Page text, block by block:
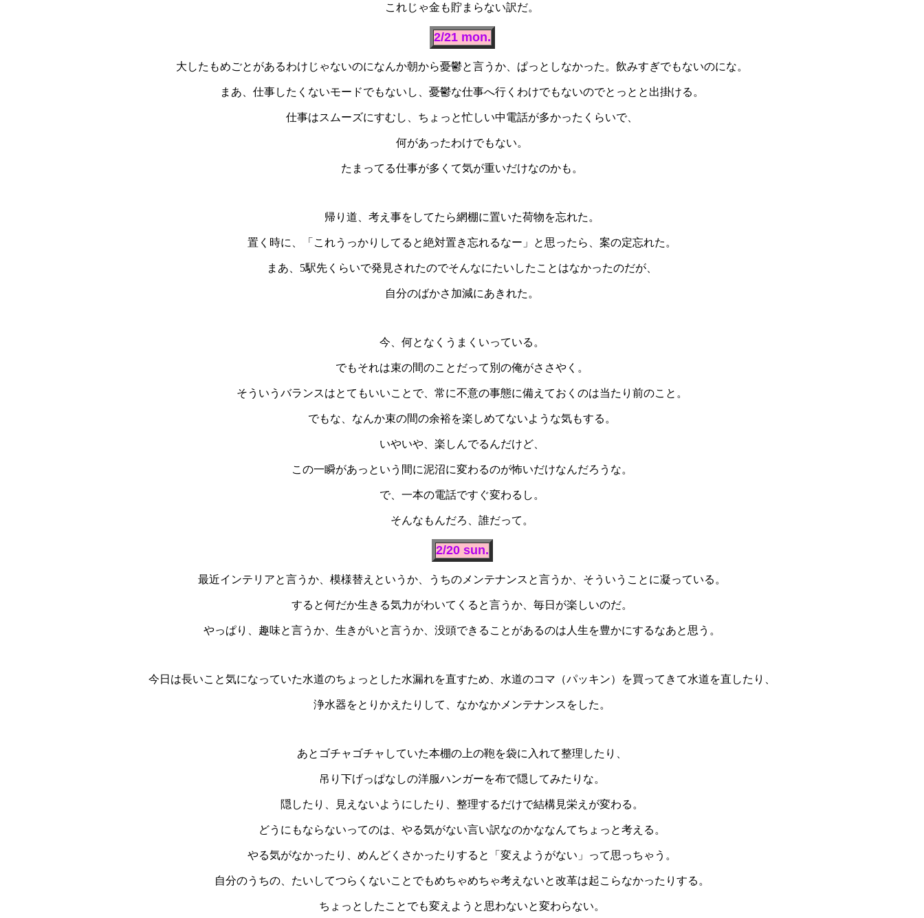
これじゃ金も貯まらない訳だ。
2/21 mon.
大したもめごとがあるわけじゃないのになんか朝から憂鬱と言うか、ぱっとしなかった。飲みすぎでもないのにな。
まあ、仕事したくないモードでもないし、憂鬱な仕事へ行くわけでもないのでとっとと出掛ける。
仕事はスムーズにすむし、ちょっと忙しい中電話が多かったくらいで、
何があったわけでもない。
たまってる仕事が多くて気が重いだけなのかも。
帰り道、考え事をしてたら網棚に置いた荷物を忘れた。
置く時に、「これうっかりしてると絶対置き忘れるなー」と思ったら、案の定忘れた。
まあ、5駅先くらいで発見されたのでそんなにたいしたことはなかったのだが、
自分のばかさ加減にあきれた。
今、何となくうまくいっている。
でもそれは束の間のことだって別の俺がささやく。
そういうバランスはとてもいいことで、常に不意の事態に備えておくのは当たり前のこと。
でもな、なんか束の間の余裕を楽しめてないような気もする。
いやいや、楽しんでるんだけど、
この一瞬があっという間に泥沼に変わるのが怖いだけなんだろうな。
で、一本の電話ですぐ変わるし。
そんなもんだろ、誰だって。
2/20 sun.
最近インテリアと言うか、模様替えというか、うちのメンテナンスと言うか、そういうことに凝っている。
すると何だか生きる気力がわいてくると言うか、毎日が楽しいのだ。
やっぱり、趣味と言うか、生きがいと言うか、没頭できることがあるのは人生を豊かにするなあと思う。
今日は長いこと気になっていた水道のちょっとした水漏れを直すため、水道のコマ（パッキン）を買ってきて水道を直したり、
浄水器をとりかえたりして、なかなかメンテナンスをした。
あとゴチャゴチャしていた本棚の上の鞄を袋に入れて整理したり、
吊り下げっぱなしの洋服ハンガーを布で隠してみたりな。
隠したり、見えないようにしたり、整理するだけで結構見栄えが変わる。
どうにもならないってのは、やる気がない言い訳なのかななんてちょっと考える。
やる気がなかったり、めんどくさかったりすると「変えようがない」って思っちゃう。
自分のうちの、たいしてつらくないことでもめちゃめちゃ考えないと改革は起こらなかったりする。
ちょっとしたことでも変えようと思わないと変わらない。